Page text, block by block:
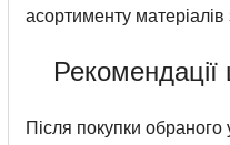
асортименту
Після покупки